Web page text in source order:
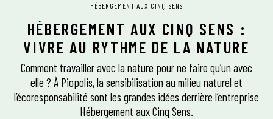
HÉBERGEMENT AUX CINQ SENS
HÉBERGEMENT AUX CINQ SENS :
VIVRE AU RYTHME DE LA NATURE
Comment travailler avec la nature pour ne faire qu’un avec
elle ? À Piopolis, la sensibilisation au milieu naturel et
l’écoresponsabilité sont les grandes idées derrière l’entreprise
Hébergement aux Cinq Sens.